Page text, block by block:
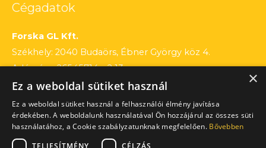
Cégadatok
Forska GL Kft.
Székhely: 2040 Budaörs, Ébner György köz 4.
Adószám: 26545714 – 2 13
Cégjegyzékszám: 13 – 09 – 195803
Számlaszám: 12010154 – 01660751 – 00100001
×
Ez a weboldal sütiket használ
Ez a weboldal sütiket használ a felhasználói élmény javítása
érdekében. A weboldalunk használatával Ön hozzájárul az összes süti
használatához, a Cookie szabályzatunknak megfelelően. Bővebben
TELJESÍTMÉNY
CÉLZÁS